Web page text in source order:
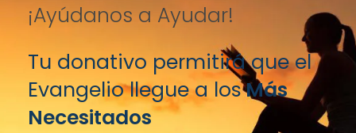
¡Ayúdanos a Ayudar!
Tu donativo permitirá que el
Evangelio llegue a losMás
Necesitados